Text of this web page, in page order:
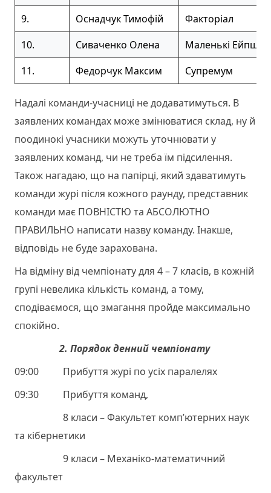
9.
Оснадчук Тимофій
Факторіал
10.
Сиваченко Олена
Маленькі Ейпште
11.
Федорчук Максим Супремум
Надалі команди-учасниці не додаватимуться. В
заявлених командах може змінюватися склад, ну й
поодинокі учасники можуть уточнювати у
заявлених команд, чи не треба їм підсилення.
Також нагадаю, що на папірці, який здаватимуть
команди журі після кожного раунду, представник
команди має ПОВНІСТЮ та АБСОЛЮТНО
ПРАВИЛЬНО написати назву команду. Інакше,
відповідь не буде зарахована.
На відміну від чемпіонату для 4 – 7 класів, в кожній
групі невелика кількість команд, а тому,
сподіваємося, що змагання пройде максимально
спокійно.
2. Порядок денний чемпіонату
09:00 Прибуття журі по усіх паралелях
09:30 Прибуття команд,
8 класи – Факультет комп’ютерних наук
та кібернетики
9 класи – Механіко-математичний
факультет